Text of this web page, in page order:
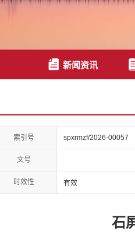
新闻资讯
索引号 spxrmzf/2026-00057
文号
时效性 有效
石